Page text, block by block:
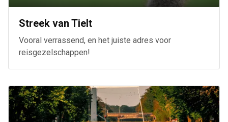
Streek van Tielt
Vooral verrassend, en het juiste adres voor
reisgezelschappen!